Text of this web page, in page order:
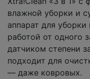
влажной уборки и
аппарат для
работой от одного
датчиком степени
подходит для
— даже ковровых.